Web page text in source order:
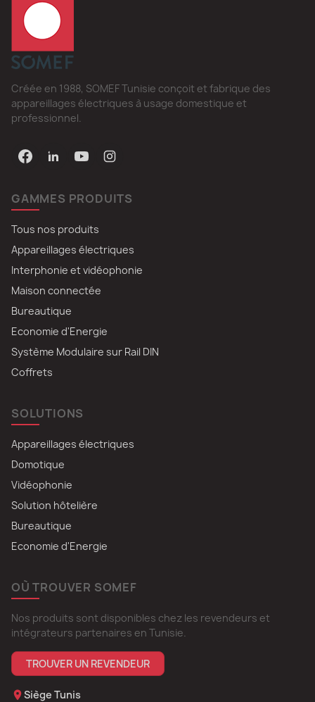
Créée en 1988, SOMEF Tunisie conçoit et fabrique des
appareillages électriques à usage domestique et
professionnel.
GAMMES PRODUITS
Tous nos produits
Appareillages électriques
Interphonie et vidéophonie
Maison connectée
Bureautique
Economie d'Energie
Système Modulaire sur Rail DIN
Coffrets
SOLUTIONS
Appareillages électriques
Domotique
Vidéophonie
Solution hôtelière
Bureautique
Economie d'Energie
OÙ TROUVER SOMEF
Nos produits sont disponibles chez les revendeurs et
intégrateurs partenaires en Tunisie.
TROUVER UN REVENDEUR
Siège Tunis